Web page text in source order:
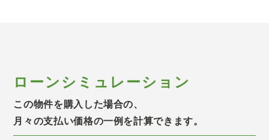
ローンシミュレーション
この物件を購入した場合の、
月々の支払い価格の一例を計算できます。